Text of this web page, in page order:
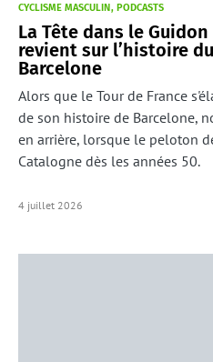
CYCLISME MASCULIN PODCASTS
La Tête dans le
revient sur l’histoire
Barcelone
Alors que le Tour de France
de son histoire de Barcelone,
en arrière, lorsque le peloton
Catalogne dès les années 50.
4 juillet 2026